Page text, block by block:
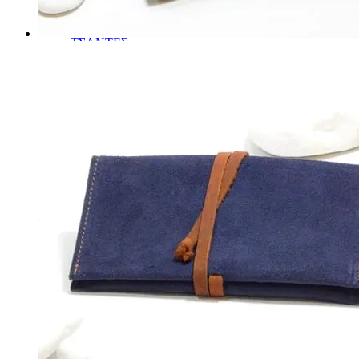
ΤΣΑΝΤΕΣ
BACKPACKS – ΠΛΑΤΗΣ
CROSS BAGS – ΩΜΟΥ